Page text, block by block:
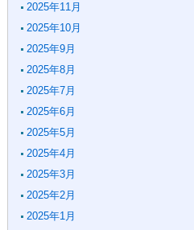
2025年11月
2025年10月
2025年9月
2025年8月
2025年7月
2025年6月
2025年5月
2025年4月
2025年3月
2025年2月
2025年1月